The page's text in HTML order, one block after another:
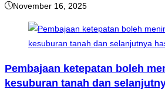
November 16, 2025
Pembajaan ketepatan boleh
kesuburan tanah dan